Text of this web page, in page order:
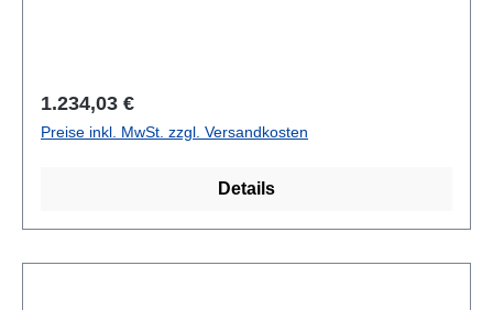
Regulärer Preis:
1.234,03 €
Preise inkl. MwSt. zzgl. Versandkosten
Details